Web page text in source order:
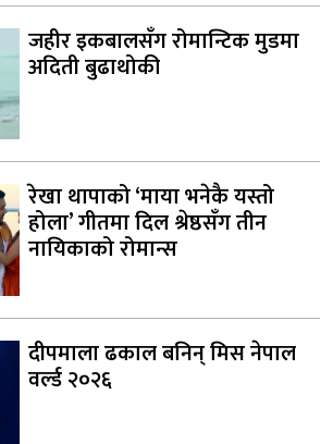
जहीर इकबालसँग रोमान्टिक मुडमा
अदिती बुढाथोकी
रेखा थापाको ‘माया भनेकै यस्तो
होला’ गीतमा दिल श्रेष्ठसँग तीन
नायिकाको रोमान्स
दीपमाला ढकाल बनिन् मिस नेपाल
वर्ल्ड २०२६